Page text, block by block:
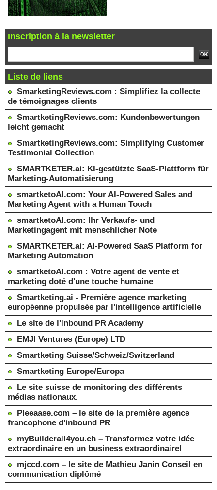
Inscription à la newsletter
Liste de liens
SmarketingReviews.com : Simplifiez la collecte
de témoignages clients
SmartketingReviews.com: Kundenbewertungen
leicht gemacht
SmartketingReviews.com: Simplifying Customer
Testimonial Collection
SMARTKETER.ai: KI-gestützte SaaS-Plattform für
Marketing-Automatisierung
smartketoAI.com: Your AI-Powered Sales and
Marketing Agent with a Human Touch
smartketoAI.com: Ihr Verkaufs- und
Marketingagent mit menschlicher Note
SMARTKETER.ai: AI-Powered SaaS Platform for
Marketing Automation
smartketoAI.com : Votre agent de vente et
marketing doté d'une touche humaine
Smartketing.ai - Première agence marketing
européenne propulsée par l'intelligence artificielle
Le site de l'Inbound PR Academy
EMJI Ventures (Europe) LTD
Smartketing Suisse/Schweiz/Switzerland
Smartketing Europe/Europa
Le site suisse de monitoring des différents
médias nationaux.
Pleeaase.com – le site de la première agence
francophone d'inbound PR
myBuilderall4you.ch – Transformez votre idée
extraordinaire en un business extraordinaire!
mjccd.com – le site de Mathieu Janin Conseil en
communication diplômé